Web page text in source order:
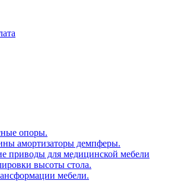
опоры.
амортизаторы демпферы.
приводы для медицинской мебели
высоты стола.
мебели.